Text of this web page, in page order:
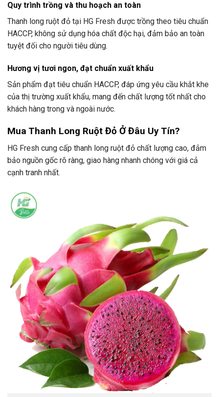
Quy trình trồng và thu hoạch an toàn
Thanh long ruột đỏ tại HG Fresh được trồng theo tiêu chuẩn
HACCP, không sử dụng hóa chất độc hại, đảm bảo an toàn
tuyệt đối cho người tiêu dùng.
Hương vị tươi ngon, đạt chuẩn xuất khẩu
Sản phẩm đạt tiêu chuẩn HACCP, đáp ứng yêu cầu khắt khe
của thị trường xuất khẩu, mang đến chất lượng tốt nhất cho
khách hàng trong và ngoài nước.
Mua Thanh Long Ruột Đỏ Ở Đâu Uy Tín?
HG Fresh cung cấp thanh long ruột đỏ chất lượng cao, đảm
bảo nguồn gốc rõ ràng, giao hàng nhanh chóng với giá cả
cạnh tranh nhất.